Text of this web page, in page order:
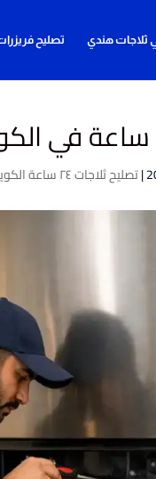
ثلاجات هندي تصليح
|تصليح ثلاجات ٢٤ ساعة الكويت